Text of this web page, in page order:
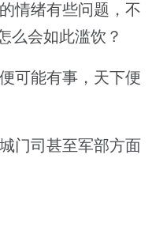
情绪有些问题，不
么会如此滥饮？
可能有事，天下便
门司甚至军部方面